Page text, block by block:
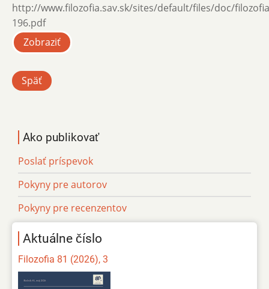
http://www.filozofia.sav.sk/sites/default/files/doc/
196.pdf
Zobraziť
Späť
Ako publikovať
Poslať príspevok
Pokyny pre autorov
Pokyny pre recenzentov
Aktuálne číslo
Filozofia 81 (2026), 3